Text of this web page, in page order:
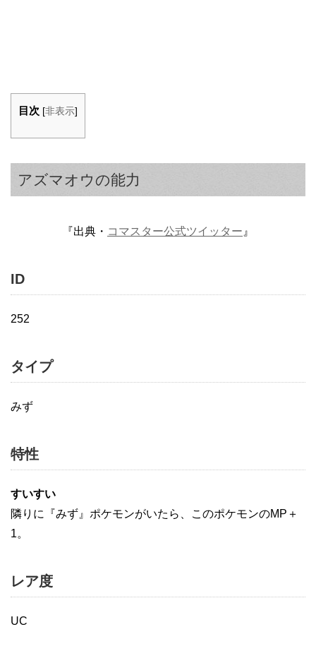
目次 [非表示]
アズマオウの能力
『出典・ コマスター公式ツイッター 』
ID
252
タイプ
みず
特性
すいすい
隣りに『みず』ポケモンがいたら、このポケモンのMP＋
1。
レア度
UC